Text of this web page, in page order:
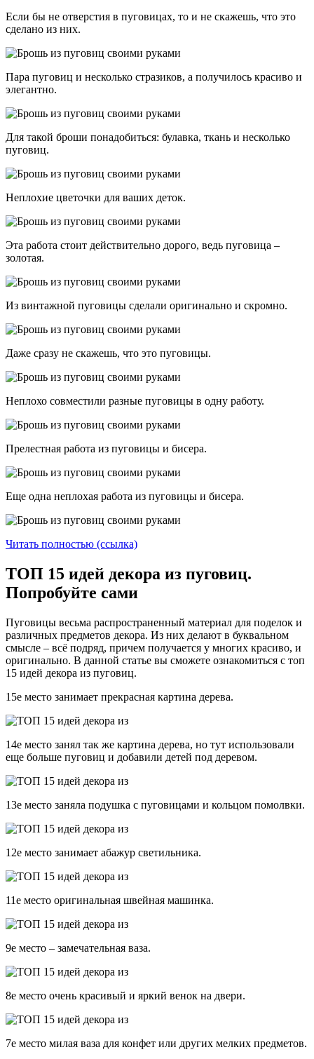
Если бы не отверстия в пуговицах, то и не скажешь, что это
сделано из них.
Пара пуговиц и несколько стразиков, а получилось красиво и
элегантно.
Для такой броши понадобиться: булавка, ткань и несколько
пуговиц.
Неплохие цветочки для ваших деток.
Эта работа стоит действительно дорого, ведь пуговица –
золотая.
Из винтажной пуговицы сделали оригинально и скромно.
Даже сразу не скажешь, что это пуговицы.
Неплохо совместили разные пуговицы в одну работу.
Прелестная работа из пуговицы и бисера.
Еще одна неплохая работа из пуговицы и бисера.
Читать полностью (ссылка)
ТОП 15 идей декора из пуговиц.
Попробуйте сами
Пуговицы весьма распространенный материал для поделок и
различных предметов декора. Из них делают в буквальном
смысле – всё подряд, причем получается у многих красиво, и
оригинально. В данной статье вы сможете ознакомиться с топ
15 идей декора из пуговиц.
15е место занимает прекрасная картина дерева.
14е место занял так же картина дерева, но тут использовали
еще больше пуговиц и добавили детей под деревом.
13е место заняла подушка с пуговицами и кольцом помолвки.
12е место занимает абажур светильника.
11е место оригинальная швейная машинка.
9е место – замечательная ваза.
8е место очень красивый и яркий венок на двери.
7е место милая ваза для конфет или других мелких предметов.